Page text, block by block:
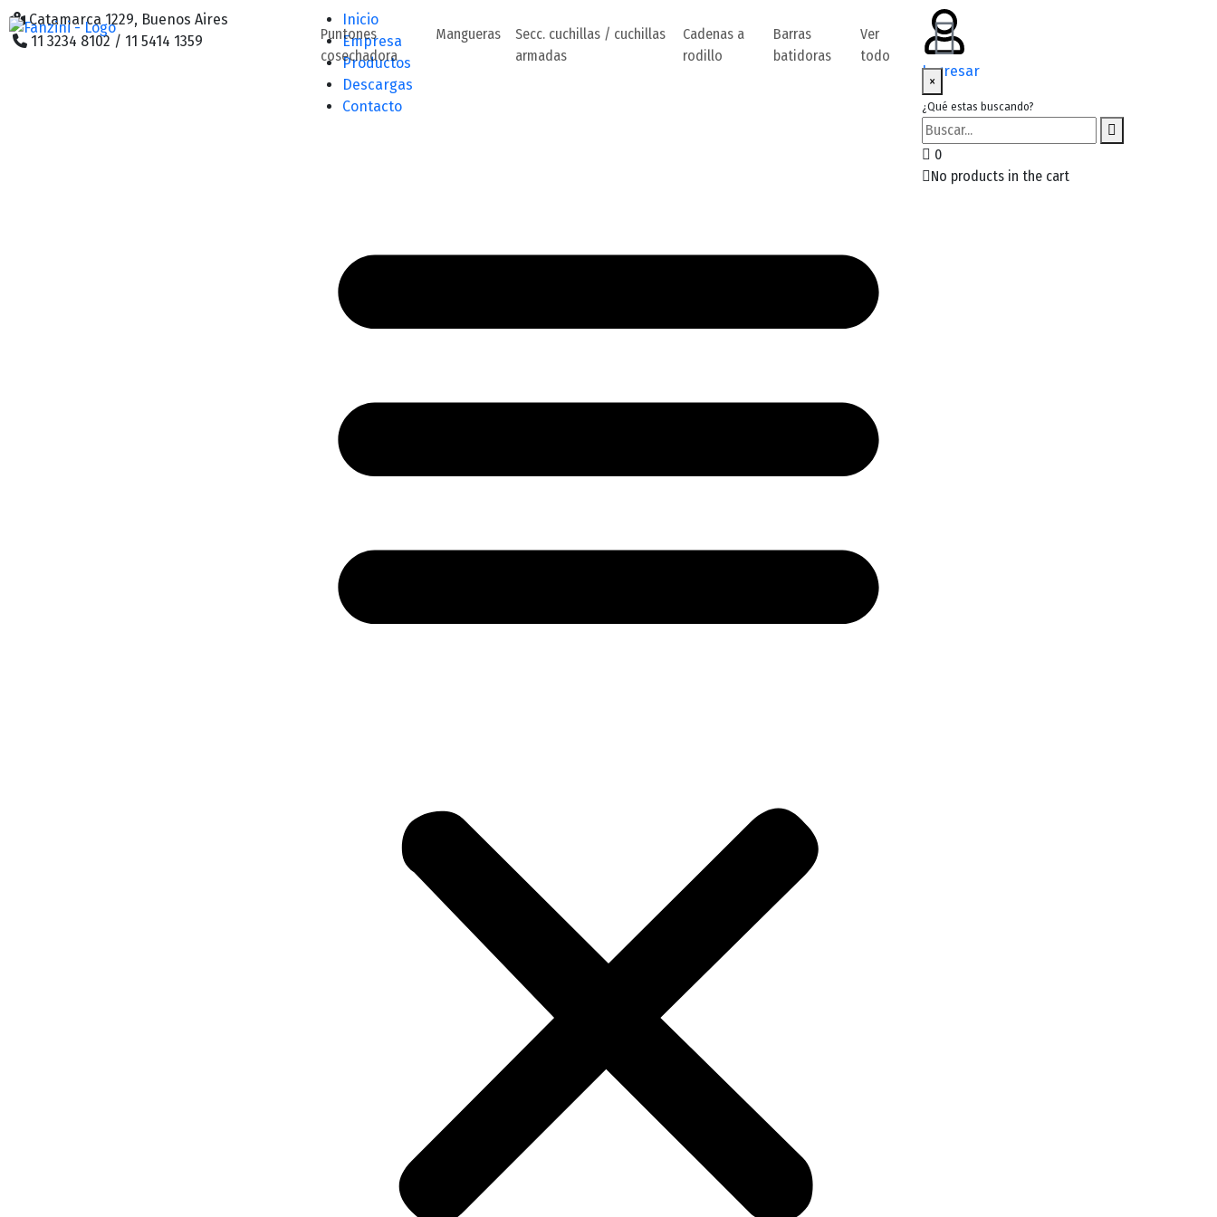
Catamarca 1229, Buenos Aires
11 3234 8102 / 11 5414 1359
Inicio
Empresa
Productos
Descargas
Contacto
Ingresar
Puntones
cosechadora
Mangueras
Secc. cuchillas / cuchillas
armadas
Cadenas a
rodillo
Barras
batidoras
Ver
todo
×
¿Qué estas buscando?
0
No products in the cart